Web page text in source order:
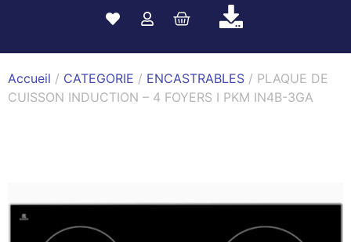
Accueil / CATEGORIE / ENCASTRABLES / PLAQUE DE
CUISSON INDUCTION – 4 FOYERS I PKM IN4B-3GA